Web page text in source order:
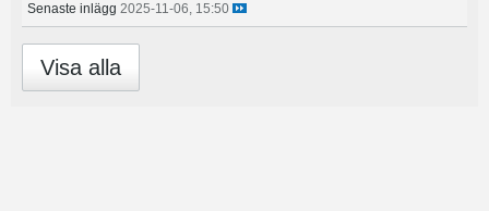
Senaste inlägg 2025-11-06, 15:50
Visa alla